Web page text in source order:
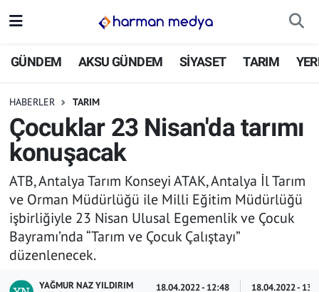
GÜNDEM AKSU GÜNDEM SİYASET TARIM
HABERLER TARIM
Çocuklar 23 Nisan'da tarımı
konuşacak
ATB, Antalya Tarım Konseyi ATAK, Antalya İl Tarım
ve Orman Müdürlüğü ile Milli Eğitim Müdürlüğü
işbirliğiyle 23 Nisan Ulusal Egemenlik ve Çocuk
Bayramı’nda “Tarım ve Çocuk Çalıştayı”
düzenlenecek.
YAĞMUR NAZ YILDIRIM 18.04.2022 - 12:48 18.04.2022 -
GÜNDEM
SİYASET
TARIM
YEREL YÖNETİMLER
EKONOMİ
İstanbul Nöbetçi Eczaneler
İstanbul Trafik Yoğunluk Haritası
Süper Lig Puan Durumu ve Fikstür
Tüm Manşetler
Son Dakika Haberleri